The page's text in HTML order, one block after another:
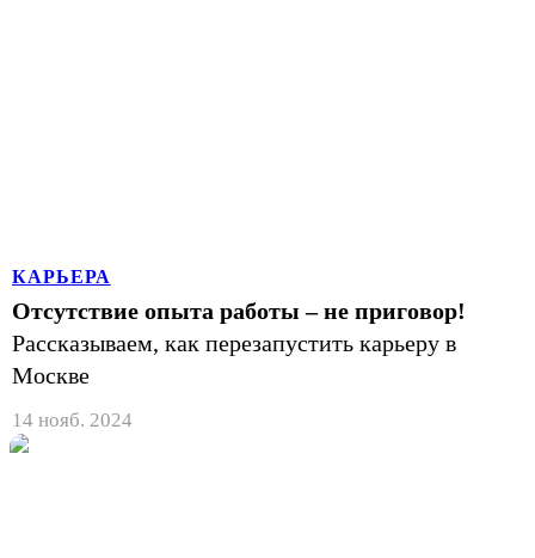
КАРЬЕРА
Отсутствие опыта работы – не приговор!
Рассказываем, как перезапустить карьеру в
Москве
14 нояб. 2024